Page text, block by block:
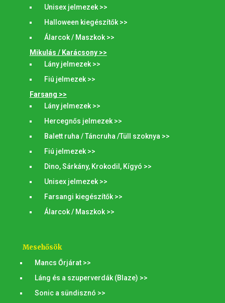
Unisex jelmezek >>
Halloween kiegészítők >>
Álarcok / Maszkok >>
Mikulás / Karácsony >>
Lány jelmezek >>
Fiú jelmezek >>
Farsang >>
Lány jelmezek >>
Hercegnős jelmezek >>
Balett ruha / Táncruha /Tüll szoknya >>
Fiú jelmezek >>
Dino, Sárkány, Krokodil, Kígyó >>
Unisex jelmezek >>
Farsangi kiegészítők >>
Álarcok / Maszkok >>
Mesehősök
Mancs Őrjárat >>
Láng és a szuperverdák (Blaze) >>
Sonic a sündisznó >>